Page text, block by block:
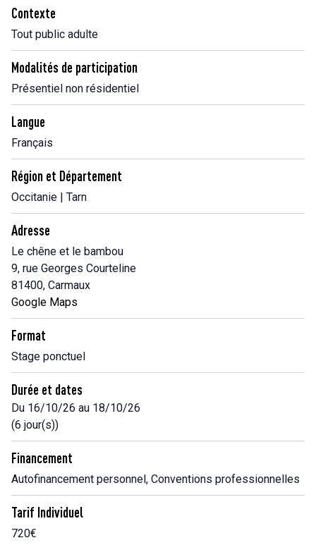
Contexte
Tout public adulte
Modalités de participation
Présentiel non résidentiel
Langue
Français
Région et Département
Occitanie | Tarn
Adresse
Le chêne et le bambou
9, rue Georges Courteline
81400, Carmaux
Google Maps
Format
Stage ponctuel
Durée et dates
Du 16/10/26 au 18/10/26
(6 jour(s))
Financement
Autofinancement personnel, Conventions professionnelles
Tarif Individuel
720€